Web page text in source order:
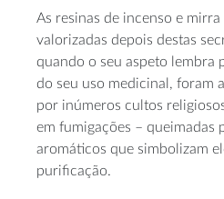
As resinas de incenso e
valorizadas depois destas
quando o seu aspeto lembra
do seu uso medicinal, foram
por inúmeros cultos
em fumigações – queimadas
aromáticos que simbolizam
purificação.